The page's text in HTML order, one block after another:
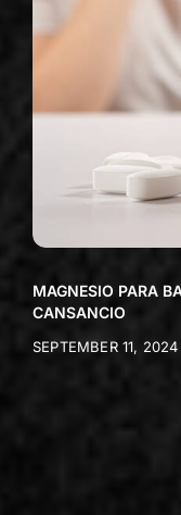
MAGNESIO PARA
CANSANCIO
SEPTEMBER 11, 2024